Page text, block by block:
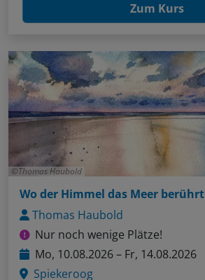
Zum Kurs
Thomas Haubold
Wo der Himmel das Meer berührt
Thomas Haubold
Nur noch wenige Plätze!
Mo, 10.08.2026 – Fr, 14.08.2026
Spiekeroog